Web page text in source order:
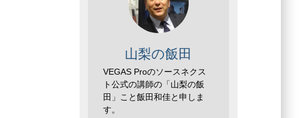
山梨の飯田
VEGAS Proのソースネクス
ト公式の講師の「山梨の飯
田」こと飯田和佳と申しま
す。